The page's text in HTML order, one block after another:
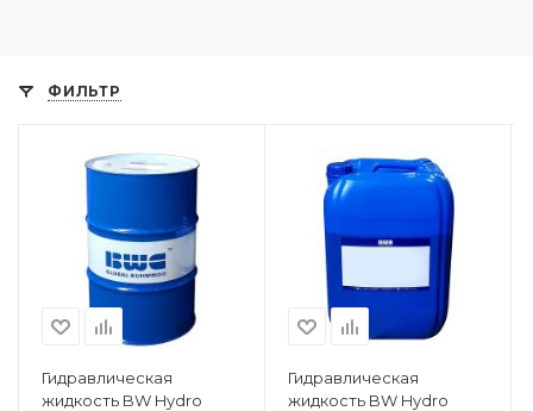
ФИЛЬТР
Гидравлическая
жидкость BW Hydro
Гидравлическая
жидкость BW Hydro